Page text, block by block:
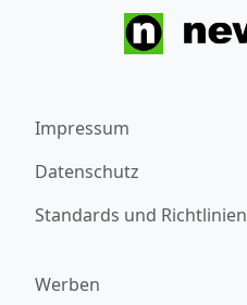
Impressum
Datenschutz
Standards und Richtlinien
Werben